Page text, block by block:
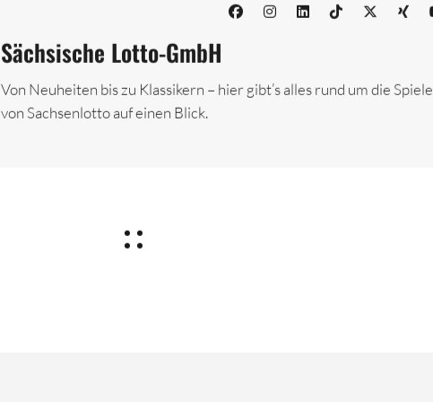
Sächsische Lotto-GmbH
Von Neuheiten bis zu Klassikern – hier gibt’s alles rund um die Spiele
von Sachsenlotto auf einen Blick.